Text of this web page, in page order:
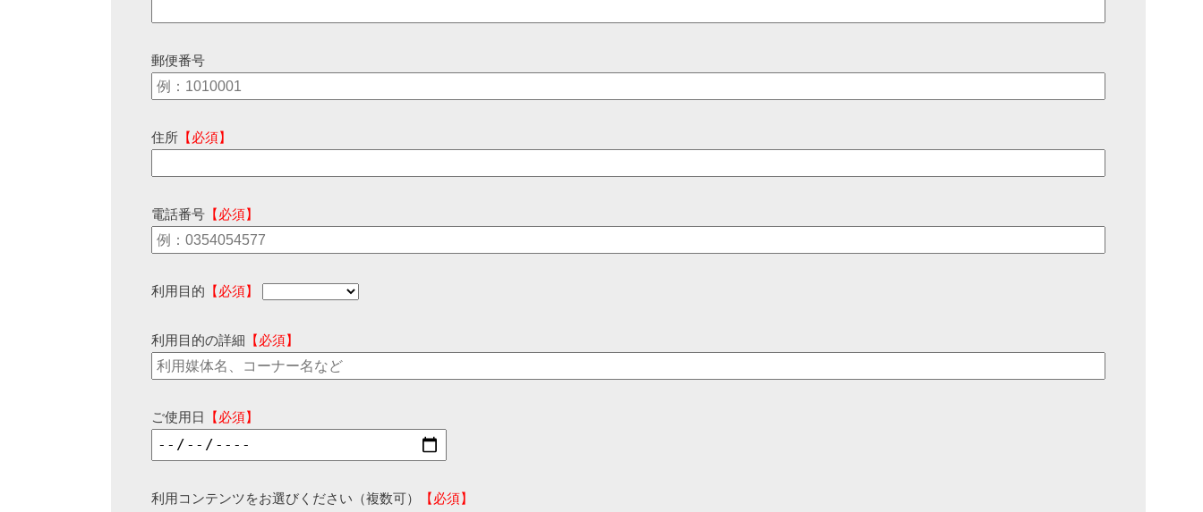
郵便番号
住所 【必須】
電話番号 【必須】
利用目的 【必須】
利用目的の詳細 【必須】
ご使用日 【必須】
利用コンテンツをお選びください（複数可）
【必須】